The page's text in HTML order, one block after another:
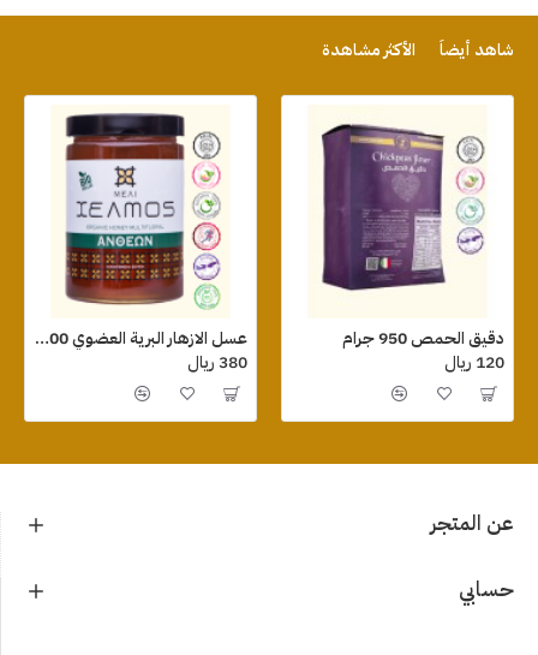
شاهد أيضاً الأكثر مشاهدة
دقيق الحمص 950 جرام
120 ريال
عسل الازهار البرية العضوي 800 جرام
380 ريال
عن المتجر
حسابي